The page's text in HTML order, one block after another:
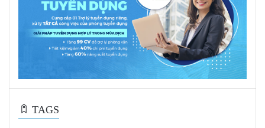
TAGS